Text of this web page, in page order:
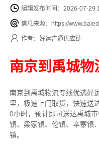
编辑发布时间：2026-07-29
信息来源：https://
作者：好运吉通供应链
南京到禹城物
南京到禹城物流专线优选好
里， 极速上门取货，快速送
0小时，预计即可送达禹城
镇、梁家镇、伦镇、辛寨镇
镇。